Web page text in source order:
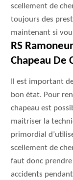
scellement de
toujours des
maintenant si
RS
Chapeau De
Il est important
bon état. Pour
chapeau est
maitriser la
primordial
scellement de
faut donc
accidents